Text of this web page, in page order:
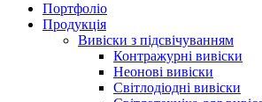
Портфоліо
Продукція
Вивіски з підсвічуванням
Контражурні вивіски
Неонові вивіски
Світлодіодні вивіски